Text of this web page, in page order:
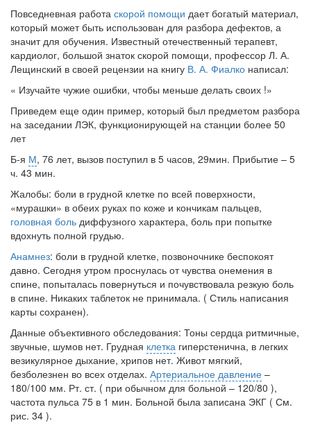
Повседневная работа скорой помощи дает богатый материал,
который может быть использован для разбора дефектов, а
значит для обучения. Известный отечественный терапевт,
кардиолог, большой знаток скорой помощи, профессор Л. А.
Лещинский в своей рецензии на книгу В. А. Фиалко написал:
« Изучайте чужие ошибки, чтобы меньше делать своих !»
Приведем еще один пример, который был предметом разбора
на заседании ЛЭК, функционирующей на станции более 50
лет
Б-я М, 76 лет, вызов поступил в 5 часов, 29мин. Прибытие – 5
ч. 43 мин.
Жалобы: боли в грудной клетке по всей поверхности,
«мурашки» в обеих руках по коже и кончикам пальцев,
головная боль диффузного характера, боль при попытке
вдохнуть полной грудью.
Анамнез: боли в грудной клетке, позвоночнике беспокоят
давно. Сегодня утром проснулась от чувства онемения в
спине, попыталась повернуться и почувствовала резкую боль
в спине. Никаких таблеток не принимала. ( Стиль написания
карты сохранен).
Данные объективного обследования: Тоны сердца ритмичные,
звучные, шумов нет. Грудная клетка гиперстенична, в легких
везикулярное дыхание, хрипов нет. Живот мягкий,
безболезнен во всех отделах. Артериальное давление –
180/100 мм. Рт. ст. ( при обычном для больной – 120/80 ),
частота пульса 75 в 1 мин. Больной была записана ЭКГ ( См.
рис. 34 ).